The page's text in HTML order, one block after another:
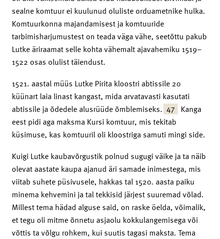
sealne komtuur ei kuulunud oluliste orduametnike hulka.
Komtuurkonna majandamisest ja komtuuride
tarbimisharjumustest on teada väga vähe, seetõttu pakub
Lutke äriraamat selle kohta vähemalt ajavahemiku 1519–
1522 osas olulist täiendust.
1521. aastal müüs Lutke Pirita kloostri abtissile 20
küünart laia linast kangast, mida arvatavasti kasutati
abtissile ja õdedele alusrüüde õmblemiseks. 47 Kanga
eest pidi aga maksma Kursi komtuur, mis tekitab
küsimuse, kas komtuuril oli kloostriga samuti mingi side.
Kuigi Lutke kaubavõrgustik polnud sugugi väike ja ta näib
olevat aastate kaupa ajanud äri samade inimestega, mis
viitab suhete püsivusele, hakkas tal 1520. aasta paiku
minema kehvemini ja tal tekkisid järjest suuremad võlad.
Millest tema hädad alguse said, on raske öelda, võimalik,
et tegu oli mitme õnnetu asjaolu kokkulangemisega või
võttis ta võlgu rohkem, kui suutis tagasi maksta. Tema